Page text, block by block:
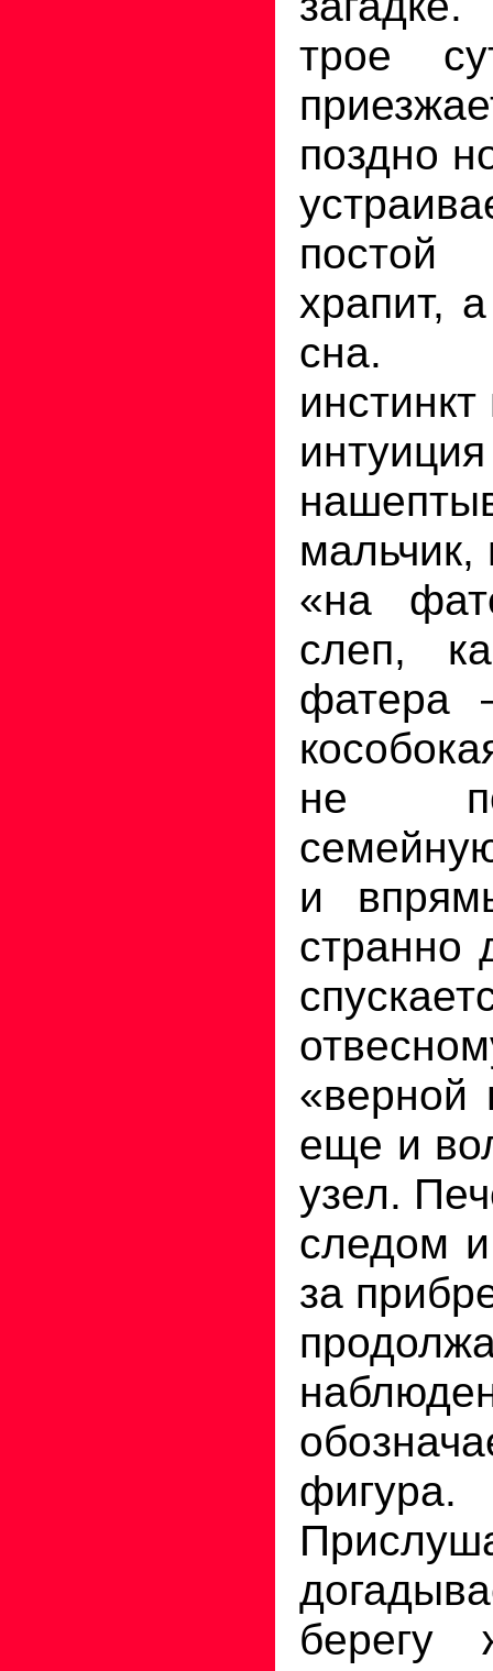
трое
поздно
храпит,
сна.
интуиция
мальчик,
«на
слеп,
фатера
не
и
странно
«верной
еще и
узел.
следом
за
фигура.
берегу